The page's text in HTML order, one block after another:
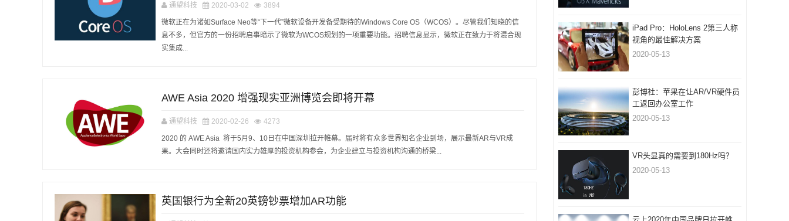
通望科技 2020-03-02 3894
微软正在为诸如Surface Neo等“下一代”微软设备开发备受期待的Windows Core OS（WCOS）。尽管我们知晓的信
息不多，但官方的一份招聘启事暗示了微软为WCOS规划的一项重要功能。招聘信息显示，微软正在致力于将混合现
实集成...
AWE Asia 2020 增强现实亚洲博览会即将开幕
通望科技 2020-02-26 4273
2020 的 AWE Asia 将于5月9、10日在中国深圳拉开帷幕。届时将有众多世界知名企业到场，展示最新AR与VR成
果。大会同时还将邀请国内实力雄厚的投资机构参会，为企业建立与投资机构沟通的桥梁...
英国银行为全新20英镑钞票增加AR功能
iPad Pro：HoloLens 2第三人称
视角的最佳解决方案
2020-05-13
彭博社：苹果在让AR/VR硬件员
工返回办公室工作
2020-05-13
VR头显真的需要到180Hz吗？
2020-05-13